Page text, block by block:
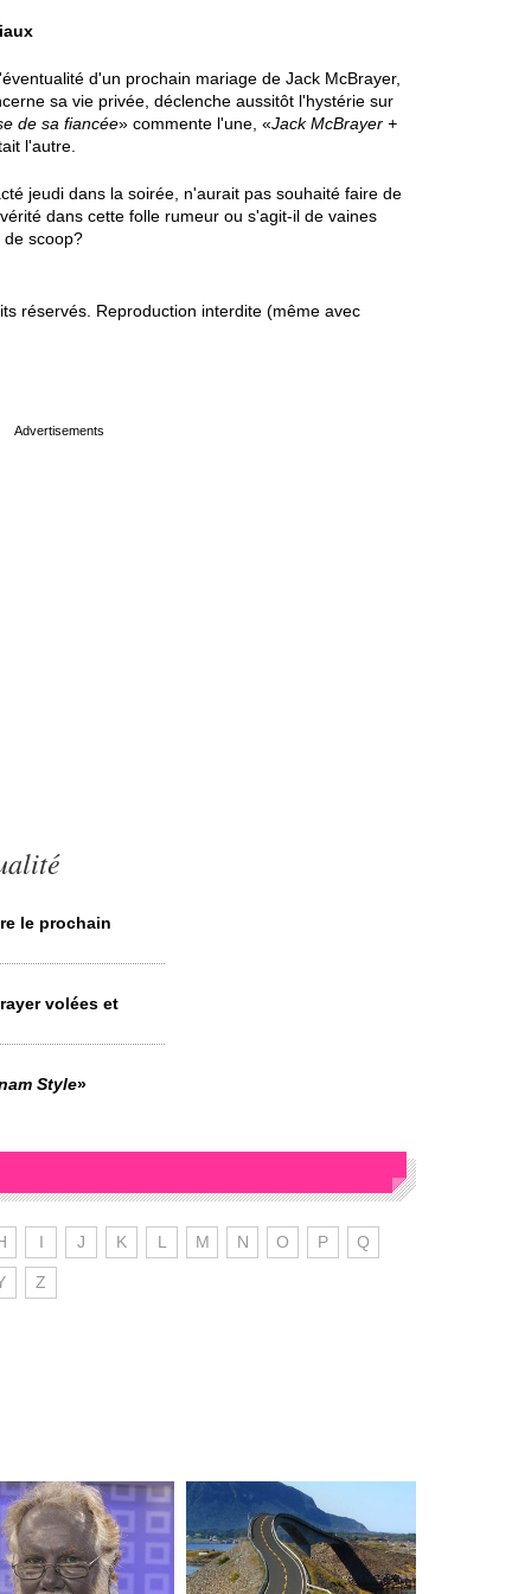
d'un prochain mariage de Jack McBrayer,
sa vie privée, déclenche aussitôt l'hystérie sur
de sa fiancée» commente l'une, «Jack McBrayer +
l'autre.
jeudi dans la soirée, n'aurait pas souhaité faire de
dans cette folle rumeur ou s'agit-il de vaines
de scoop?
réservés. Reproduction interdite (même avec
le prochain
volées et
Style»
I J K L M N O P Q
Z